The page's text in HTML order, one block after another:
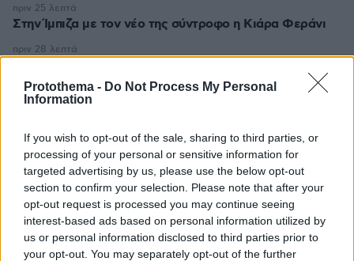
Protothema - Do Not Process My Personal
Information
If you wish to opt-out of the sale, sharing to third parties, or
processing of your personal or sensitive information for
targeted advertising by us, please use the below opt-out
section to confirm your selection. Please note that after your
opt-out request is processed you may continue seeing
interest-based ads based on personal information utilized by
us or personal information disclosed to third parties prior to
your opt-out. You may separately opt-out of the further
Στην Ίμπιζα με τον νέο της σύντροφο η Κιάρα Φεράνι
πριν 25 λεπτά
της SpaceX στη Σελήνη: Τι δείχνουν φωτογραφίες
κορεατικής συσκευής
πριν 28 λεπτά
Μάχη με τις φλόγες εν μέσω καύσωνα στα Βαλκάνια:
Πυρκαγιές σε Σερβία και Αλβανία με θερμοκρασίες έως
40 βαθμούς
Πέθανε το άσπρο κουτάβι που συμβίωνε με αγέλη
λύκων στην Κεντρική Μακεδονία: Καλό ταξίδι μικρέ,
δείτε βίντεο
πριν 31 λεπτά